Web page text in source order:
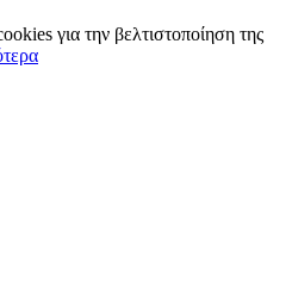
για την βελτιστοποίηση της